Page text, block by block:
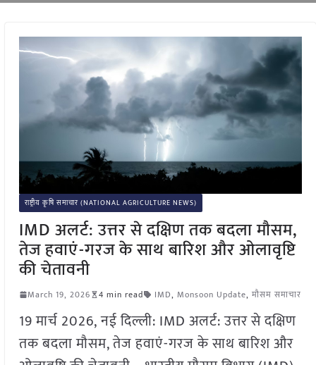
राष्ट्रीय कृषि समाचार (NATIONAL AGRICULTURE NEWS)
IMD अलर्ट: उत्तर से दक्षिण तक बदला मौसम,
तेज हवाएं-गरज के साथ बारिश और ओलावृष्टि
की चेतावनी
March 19, 2026 4 min read IMD, Monsoon Update, मौसम समाचार
19 मार्च 2026, नई दिल्ली: IMD अलर्ट: उत्तर से दक्षिण
तक बदला मौसम, तेज हवाएं-गरज के साथ बारिश और